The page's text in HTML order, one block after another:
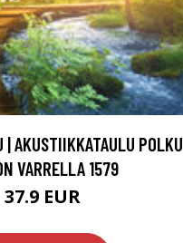
| AKUSTIIKKATAULU POLKU
VARRELLA 1579
37.9 EUR